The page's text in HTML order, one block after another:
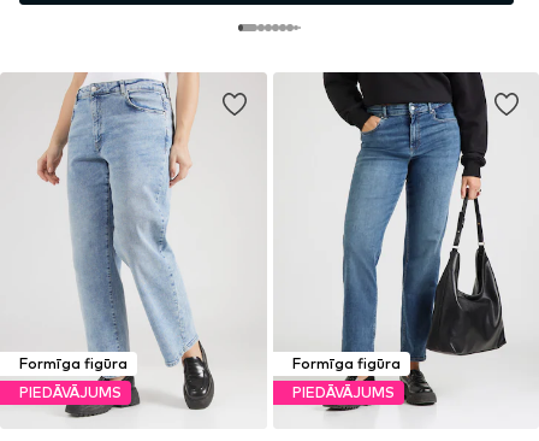
Formīga figūra
PIEDĀVĀJUMS
Formīga figūra
PIEDĀVĀJUMS